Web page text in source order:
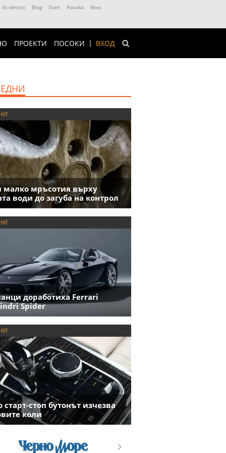
Az-deteto Blog Start Posoka
Boec
ВХОД
ПРОЕКТИ ПОСОКИ
малко мръсотия върху
води до загуба на контрол
доработиха Ferrari
Spider
стоп бутонът изчезва
коли